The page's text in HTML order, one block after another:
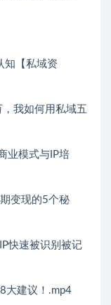
知【私域资
我如何用私域五
业模式与IP培
变现的5个秘
快速被识别被记
大建议！.mp4